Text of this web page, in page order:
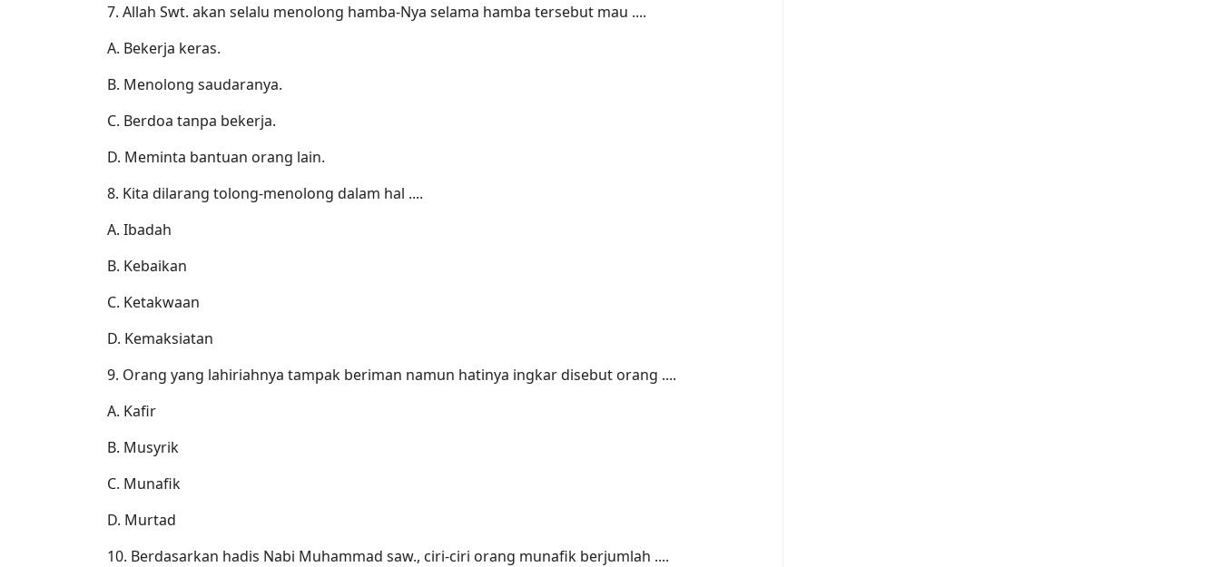
7. Allah Swt. akan selalu menolong hamba-Nya selama hamba tersebut mau ....
A. Bekerja keras.
B. Menolong saudaranya.
C. Berdoa tanpa bekerja.
D. Meminta bantuan orang lain.
8. Kita dilarang tolong-menolong dalam hal ....
A. Ibadah
B. Kebaikan
C. Ketakwaan
D. Kemaksiatan
9. Orang yang lahiriahnya tampak beriman namun hatinya ingkar disebut orang ....
A. Kafir
B. Musyrik
C. Munafik
D. Murtad
10. Berdasarkan hadis Nabi Muhammad saw., ciri-ciri orang munafik berjumlah ....